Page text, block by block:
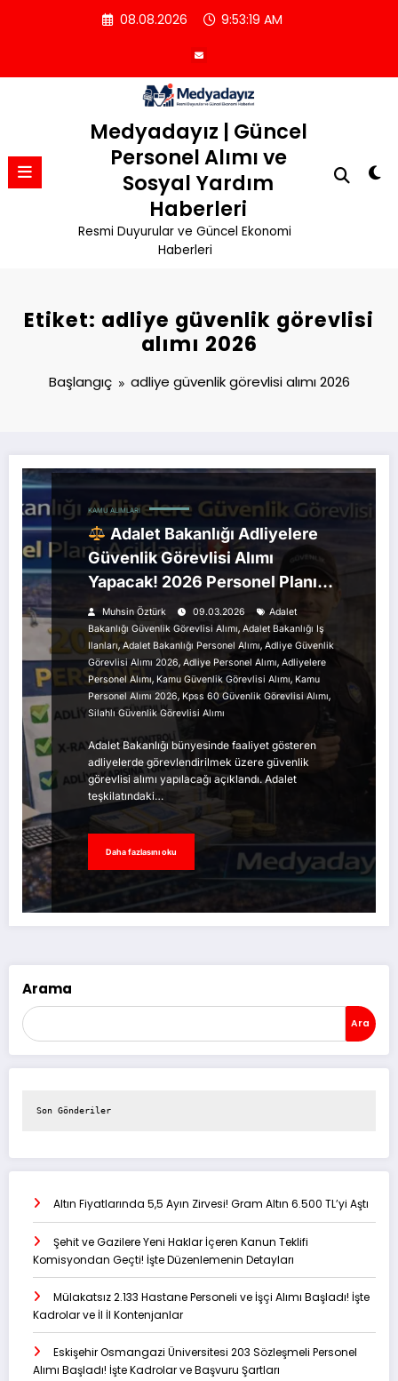
08.08.2026 9:53:20 AM
Medyadayız | Güncel
Personel Alımı ve
Sosyal Yardım
Haberleri
Resmi Duyurular ve Güncel Ekonomi
Haberleri
Etiket: adliye güvenlik görevlisi
alımı 2026
Başlangıç adliye güvenlik görevlisi alımı 2026
KAMU ALIMLARI
Adalet Bakanlığı Adliyelere
Güvenlik Görevlisi Alımı
Yapacak! 2026 Personel Planı
Açıklandı
Muhsin Öztürk 09.03.2026
Adalet
Bakanlığı Güvenlik Görevlisi Alımı, Adalet Bakanlığı Iş
Ilanları,Adalet Bakanlığı Personel Alımı, Adliye Güvenlik
Görevlisi Alımı 2026, Adliye Personel Alımı, Adliyelere
Personel Alımı, Kamu Güvenlik Görevlisi Alımı, Kamu
Personel Alımı 2026, Kpss 60 Güvenlik Görevlisi Alımı,
Silahlı Güvenlik Görevlisi Alımı
Adalet Bakanlığı bünyesinde faaliyet gösteren
adliyelerde görevlendirilmek üzere güvenlik
görevlisi alımı yapılacağı açıklandı. Adalet
teşkilatındaki…
Daha fazlasını oku
Arama
Ara
Son Gönderiler
Altın Fiyatlarında 5,5 Ayın Zirvesi! Gram Altın 6.500 TL’yi Aştı
Şehit ve Gazilere Yeni Haklar İçeren Kanun Teklifi
Komisyondan Geçti! İşte Düzenlemenin Detayları
Mülakatsız 2.133 Hastane Personeli ve İşçi Alımı Başladı! İşte
Kadrolar ve İl İl Kontenjanlar
Eskişehir Osmangazi Üniversitesi 203 Sözleşmeli Personel
Alımı Başladı! İşte Kadrolar ve Başvuru Şartları